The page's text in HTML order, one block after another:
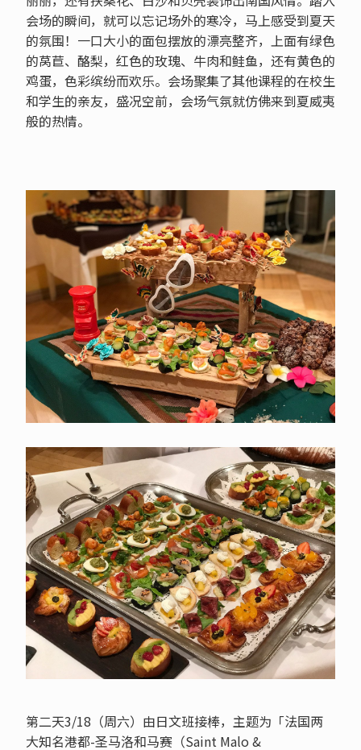
会场的瞬间，就可以忘记场外的寒冷，马上感受到夏天
的氛围！一口大小的面包摆放的漂亮整齐，上面有绿色
的莴苣、酪梨，红色的玫瑰、牛肉和鲑鱼，还有黄色的
鸡蛋，色彩缤纷而欢乐。会场聚集了其他课程的在校生
和学生的亲友，盛况空前，会场气氛就仿佛来到夏威夷
般的热情。
第二天3/18（周六）由日文班接棒，主题为「法国两
大知名港都-圣马洛和马赛（Saint Malo &